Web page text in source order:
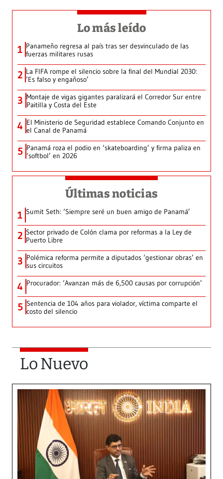
Lo más leído
1 Panameño regresa al país tras ser desvinculado de las
fuerzas militares rusas
2 La FIFA rompe el silencio sobre la final del Mundial 2030:
‘Es falso y engañoso’
3 Montaje de vigas gigantes paralizará el Corredor Sur entre
Paitilla y Costa del Este
4 El Ministerio de Seguridad establece Comando Conjunto en
el Canal de Panamá
5 Panamá roza el podio en ‘skateboarding’ y firma paliza en
‘softbol’ en 2026
Últimas noticias
1 Sumit Seth: ‘Siempre seré un buen amigo de Panamá’
2 Sector privado de Colón clama por reformas a la Ley de
Puerto Libre
3 Polémica reforma permite a diputados ‘gestionar obras’ en
sus circuitos
4 Procurador: ‘Avanzan más de 6,500 causas por corrupción’
5 Sentencia de 104 años para violador, víctima comparte el
costo del silencio
Lo Nuevo